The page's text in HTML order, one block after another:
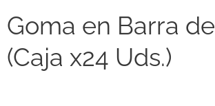
Goma en Barra
(Caja x24 Uds.)